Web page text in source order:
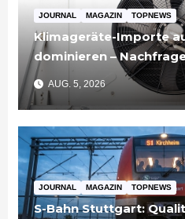
JOURNAL MAGAZIN TOPNEWS
Klimageräte-Importe
dominieren –
AUG. 5, 2026
JOURNAL MAGAZIN TOPNEWS
S-Bahn Stuttgart: